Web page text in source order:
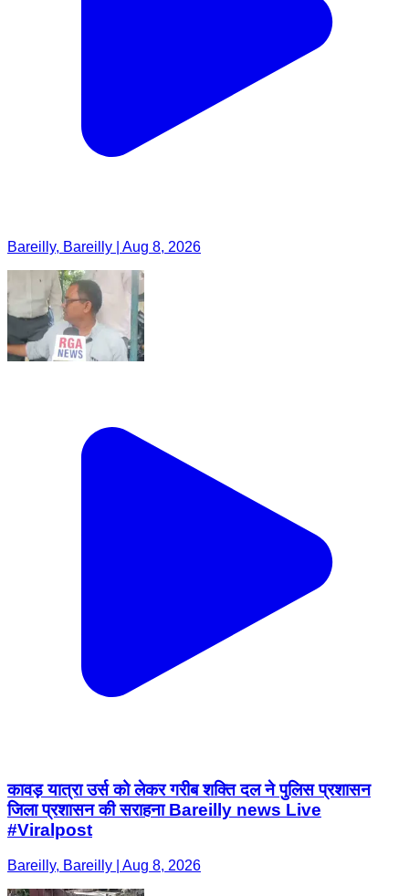
Bareilly, Bareilly | Aug 8, 2026
कावड़ यात्रा उर्स को लेकर गरीब शक्ति दल ने पुलिस प्रशासन
जिला प्रशासन की सराहना Bareilly news Live
#Viralpost
Bareilly, Bareilly | Aug 8, 2026